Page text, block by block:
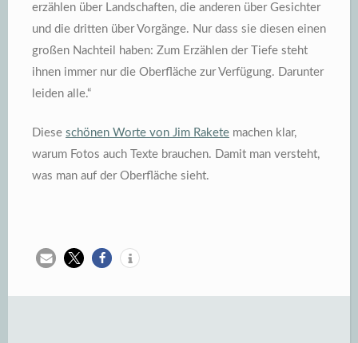
erzählen über Landschaften, die anderen über Gesichter
und die dritten über Vorgänge. Nur dass sie diesen einen
großen Nachteil haben: Zum Erzählen der Tiefe steht
ihnen immer nur die Oberfläche zur Verfügung. Darunter
leiden alle.“
Diese schönen Worte von Jim Rakete machen klar,
warum Fotos auch Texte brauchen. Damit man versteht,
was man auf der Oberfläche sieht.